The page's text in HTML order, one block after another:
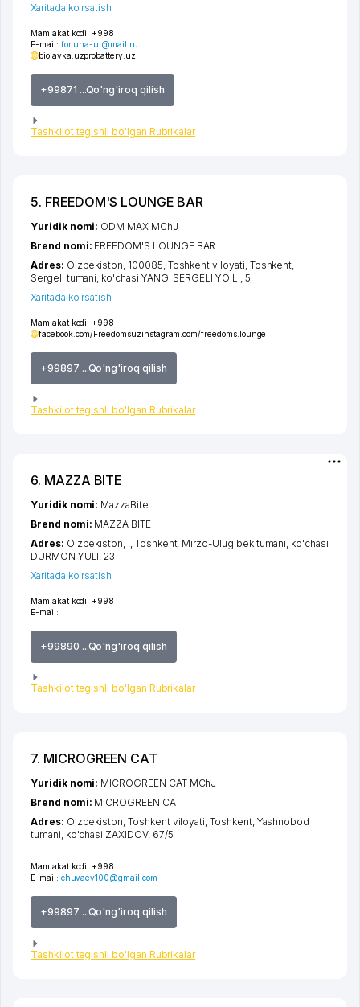
Mamlakat kodi: +998
E-mail: fortuna-ut@mail.ru
biolavka.uzprobattery.uz
+99871 ...Qo'ng'iroq qilish
Tashkilot tegishli bo'lgan Rubrikalar
Xaritada ko'rsatish
5. FREEDOM'S LOUNGE BAR
Mamlakat kodi: +998
facebook.com/Freedomsuzinstagram.com/freedoms.lounge
+99897 ...Qo'ng'iroq qilish
Tashkilot tegishli bo'lgan Rubrikalar
Yuridik nomi: ODM MAX MChJ
Brend nomi: FREEDOM'S LOUNGE BAR
Adres: O'zbekiston, 100085, Toshkent viloyati Toshkent
Sergeli tumani ko'chasi YANGI SERGELI YO'LI , 5
Xaritada ko'rsatish
6. MAZZA BITE
Mamlakat kodi: +998
E-mail:
+99890 ...Qo'ng'iroq qilish
Tashkilot tegishli bo'lgan Rubrikalar
Yuridik nomi: MazzaBite
Brend nomi: MAZZA BITE
Adres: O'zbekiston, ., Toshkent, Mirzo-Ulug'bek tumani, ko'chasi
DURMON YULI, 23
Xaritada ko'rsatish
7. MICROGREEN CAT
Mamlakat kodi: +998
E-mail: chuvaev100@gmail.com
+99897 ...Qo'ng'iroq qilish
Tashkilot tegishli bo'lgan Rubrikalar
Yuridik nomi: MICROGREEN CAT MChJ
Brend nomi: MICROGREEN CAT
Adres: O'zbekiston,Toshkent viloyati,Toshkent, Yashnobod
tumani, ko'chasi ZAXIDOV, 67/5